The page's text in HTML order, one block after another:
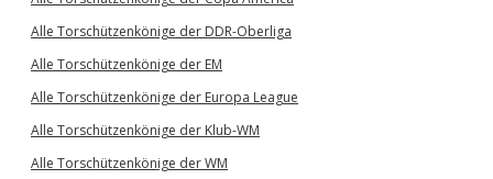
Alle Torschützenkönige der DDR-Oberliga
Alle Torschützenkönige der EM
Alle Torschützenkönige der Europa League
Alle Torschützenkönige der Klub-WM
Alle Torschützenkönige der WM